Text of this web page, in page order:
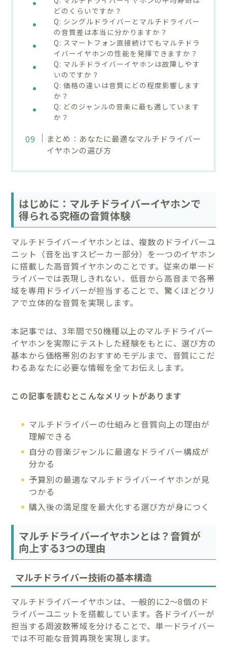
どのくらいですか？
Q: シングルドライバーとマルチドライバー
の音質差は本当に分かりますか？
Q: スマートフォン直接続けでもマルチドラ
イバーイヤホンの性能を発揮できますか？
Q: マルチドライバーイヤホンは故障しやす
いのですか？
Q: 価格の違いは音質にどの程度影響します
か？
Q: どのジャンルの音楽に最も適しています
か？
まとめ：あなたに最適なマルチドライバー
イヤホンの選び方
はじめに：マルチドライバーイヤホンで
得られる究極の音質体験
マルチドライバーイヤホンとは、複数のドライバーユ
ニット（音を出すスピーカー部分）を一つのイヤホン
に搭載した高音質イヤホンのことです。従来の単一ド
ライバーでは表現しきれない、低音から高音まで各帯
域を専用ドライバーが担当することで、驚くほどクリ
アで立体的な音質を実現します。
本記事では、3年間で50機種以上のマルチドライバー
イヤホンを実際にテストした経験をもとに、選び方の
基本から価格帯別のおすすめモデルまで、音質にこだ
わるあなたに必要な情報を全てお伝えします。
この記事を読むとこんなメリットがあります
マルチドライバーの仕組みと音質向上の理由が
理解できる
自分の音楽ジャンルに最適なドライバー構成が
分かる
予算別の最適なマルチドライバーイヤホンが見
つかる
購入後の満足度を最大化する選び方が身につく
マルチドライバーイヤホンとは？音質が
向上する3つの理由
マルチドライバー技術の基本構造
マルチドライバーイヤホンは、一般的に2〜8個のド
ライバーユニットを搭載しています。各ドライバーが
担当する周波数帯域を分けることで、単一ドライバー
では不可能な音質再現を実現します。